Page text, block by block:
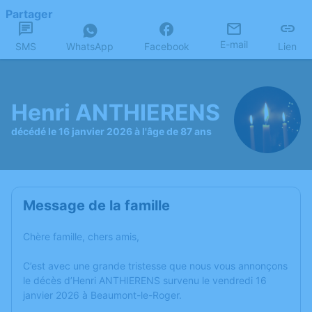
Partager
SMS WhatsApp Facebook E-mail Lien
Henri ANTHIERENS
décédé le 16 janvier 2026 à l'âge de 87 ans
Message de la famille
Chère famille, chers amis,
C’est avec une grande tristesse que nous vous annonçons
le décès d’Henri ANTHIERENS survenu le vendredi 16
janvier 2026 à Beaumont-le-Roger.